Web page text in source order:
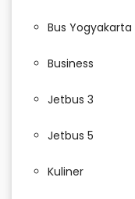
Bus Yogyakarta
Business
Jetbus 3
Jetbus 5
Kuliner